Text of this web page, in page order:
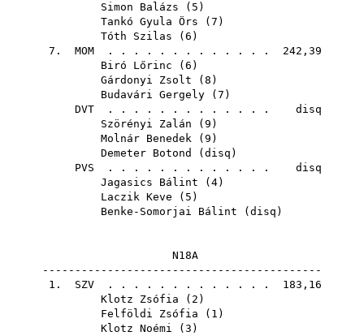
Simon Balázs ( 5 )
Tankó Gyula Örs ( 7 )
Tóth Szilas ( 6 )
7. MOM . . . . . . . . . . . . . 242,39
Biró Lőrinc ( 6 )
Gárdonyi Zsolt ( 8 )
Budavári Gergely ( 7 )
DVT . . . . . . . . . . . . . disq
Szörényi Zalán ( 9 )
Molnár Benedek ( 9 )
Demeter Botond
( disq )
PVS . . . . . . . . . . . . . disq
Jagasics Bálint ( 4)
Laczik Keve ( 5 )
Benke-Somorjai Bálint ( disq )
N18A
-------------------------------------------
1. SZV . . . . . . . . . . . . . 183,16
Klotz Zsófia ( 2 )
Felföldi Zsófia ( 1 )
Klotz Noémi ( 3 )